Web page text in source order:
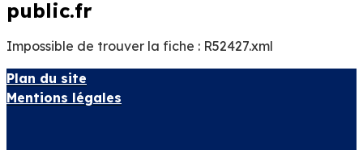
public.fr
Impossible de trouver la fiche : R52427.xml
Plan du site
Mentions légales